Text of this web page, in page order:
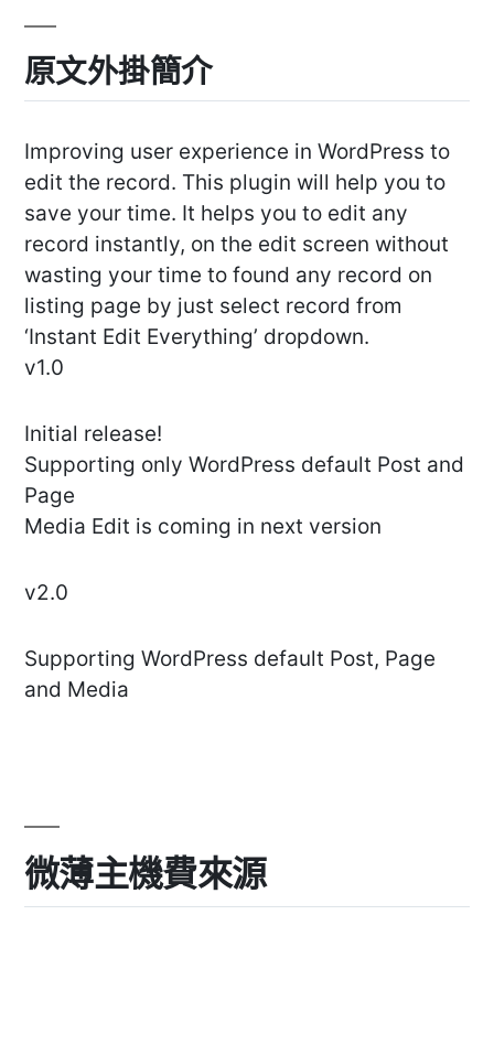
原文外掛簡介
Improving user experience in WordPress to
edit the record. This plugin will help you to
save your time. It helps you to edit any
record instantly, on the edit screen without
wasting your time to found any record on
listing page by just select record from
‘Instant Edit Everything’ dropdown.
v1.0
Initial release!
Supporting only WordPress default Post and
Page
Media Edit is coming in next version
v2.0
Supporting WordPress default Post, Page
and Media
微薄主機費來源